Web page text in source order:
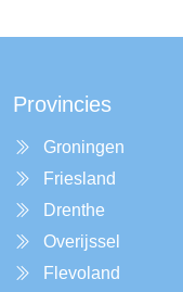
Provincies
Groningen
Friesland
Drenthe
Overijssel
Flevoland